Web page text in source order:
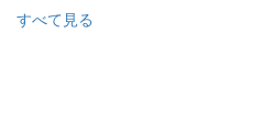
すべて見る